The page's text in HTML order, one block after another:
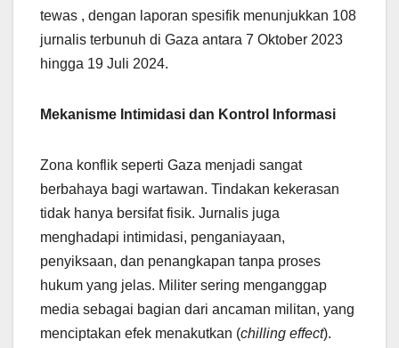
tewas , dengan laporan spesifik menunjukkan 108
jurnalis terbunuh di Gaza antara 7 Oktober 2023
hingga 19 Juli 2024.
Mekanisme Intimidasi dan Kontrol Informasi
Zona konflik seperti Gaza menjadi sangat
berbahaya bagi wartawan. Tindakan kekerasan
tidak hanya bersifat fisik. Jurnalis juga
menghadapi intimidasi, penganiayaan,
penyiksaan, dan penangkapan tanpa proses
hukum yang jelas. Militer sering menganggap
media sebagai bagian dari ancaman militan, yang
menciptakan efek menakutkan (chilling effect).